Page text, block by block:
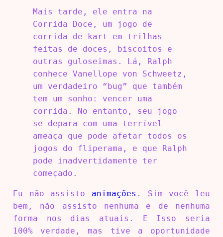
Mais tarde, ele entra na
Corrida Doce, um jogo de
corrida de kart em trilhas
feitas de doces, biscoitos e
outras guloseimas. Lá, Ralph
conhece Vanellope von Schweetz,
um verdadeiro “bug” que também
tem um sonho: vencer uma
corrida. No entanto, seu jogo
se depara com uma terrível
ameaça que pode afetar todos os
jogos do fliperama, e que Ralph
pode inadvertidamente ter
começado.
Eu não assisto animações . Sim você leu
bem, não assisto nenhuma e de nenhuma
forma nos dias atuais. E Isso seria
100% verdade, mas tive a oportunidade